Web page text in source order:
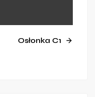
Osłonka C1